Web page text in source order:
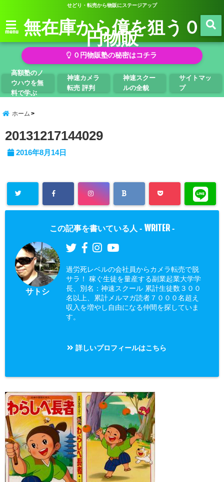
せどり・転売から物販にステージアップ
menu 無在庫から億を狙う０
円物販
０円物販塾の秘密はコチラ
高額塾のノ
ウハウを無
料で学ぶ
神速カメラ
転売 評判
神速スクー
ルの全貌
サイトマッ
プ
ホーム
20131217144029
2016年8月14日
この記事を書いている人 - WRITER -
サトシ
過労死レベルの会社員からカメラ転売で脱
サラ！ 稼ぐ生徒を量産する副業起業大学学
長、別名：神速スクール 累計生徒数３００
名以上、累計メルマガ読者７０００名超え
収入を増やし自由になる仲間を探していま
す。
詳しいプロフィールはこちら